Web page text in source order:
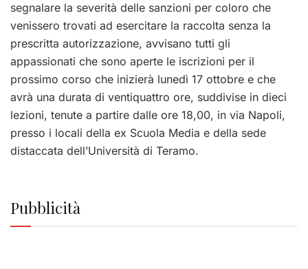
segnalare la severità delle sanzioni per coloro che
venissero trovati ad esercitare la raccolta senza la
prescritta autorizzazione, avvisano tutti gli
appassionati che sono aperte le iscrizioni per il
prossimo corso che inizierà lunedì 17 ottobre e che
avrà una durata di ventiquattro ore, suddivise in dieci
lezioni, tenute a partire dalle ore 18,00, in via Napoli,
presso i locali della ex Scuola Media e della sede
distaccata dell’Università di Teramo.
Pubblicità